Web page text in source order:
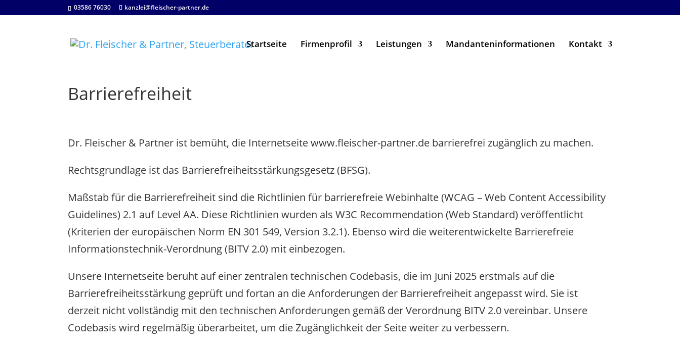
03586 76030 kanzlei@fleischer-partner.de
Startseite Firmenprofil Leistungen Mandanteninformationen Kontakt
Barrierefreiheit
Dr. Fleischer & Partner ist bemüht, die Internetseite www.fleischer-partner.de barrierefrei zugänglich zu machen.
Rechtsgrundlage ist das Barrierefreiheitsstärkungsgesetz (BFSG).
Maßstab für die Barrierefreiheit sind die Richtlinien für barrierefreie Webinhalte (WCAG – Web Content Accessibility
Guidelines) 2.1 auf Level AA. Diese Richtlinien wurden als W3C Recommendation (Web Standard) veröffentlicht
(Kriterien der europäischen Norm EN 301 549, Version 3.2.1). Ebenso wird die weiterentwickelte Barrierefreie
Informationstechnik-Verordnung (BITV 2.0) mit einbezogen.
Unsere Internetseite beruht auf einer zentralen technischen Codebasis, die im Juni 2025 erstmals auf die
Barrierefreiheitsstärkung geprüft und fortan an die Anforderungen der Barrierefreiheit angepasst wird. Sie ist
derzeit nicht vollständig mit den technischen Anforderungen gemäß der Verordnung BITV 2.0 vereinbar. Unsere
Codebasis wird regelmäßig überarbeitet, um die Zugänglichkeit der Seite weiter zu verbessern.